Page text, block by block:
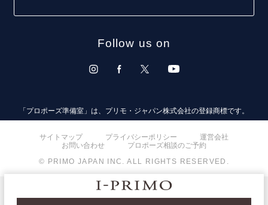
郡山モルティ店
いわき店
取扱店)TROA
Follow us on
「プロポーズ準備室」は、プリモ・ジャパン株式会社の登録商標です。
サイトマップ プライバシーポリシー
運営会社
お問い合わせ
プロポーズ相談のご予約
© PRIMO JAPAN INC. ALL RIGHTS RESERVED.